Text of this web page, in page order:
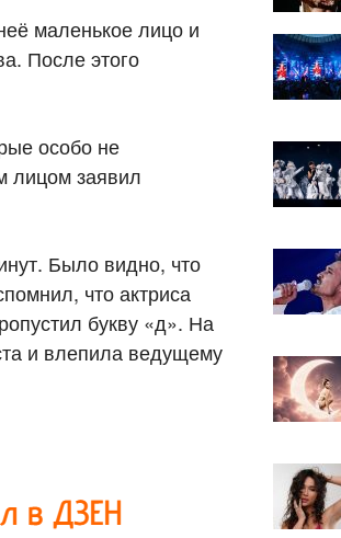
маленькое лицо и
После этого
особо не
лицом заявил
Было видно, что
что актриса
букву «д». На
и влепила ведущему